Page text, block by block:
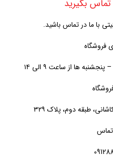
بگیرید
با ما در تماس باشید.
فروشگاه
طبقه دوم، پلاک ۳۲۹